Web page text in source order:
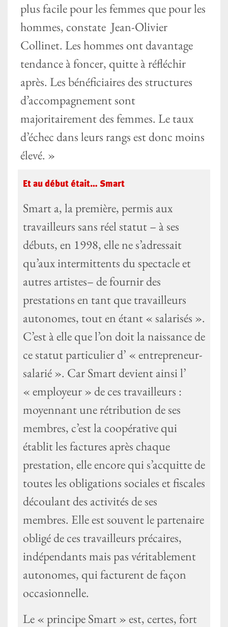
plus facile pour les femmes que pour les
hommes, constate Jean-Olivier
Collinet. Les hommes ont davantage
tendance à foncer, quitte à réfléchir
après. Les bénéficiaires des structures
d’accompagnement sont
majoritairement des femmes. Le taux
d’échec dans leurs rangs est donc moins
élevé. »
Et au début était… Smart
Smart a, la première, permis aux
travailleurs sans réel statut – à ses
débuts, en 1998, elle ne s’adressait
qu’aux intermittents du spectacle et
autres artistes– de fournir des
prestations en tant que travailleurs
autonomes, tout en étant « salarisés ».
C’est à elle que l’on doit la naissance de
ce statut particulier d’ « entrepreneur-
salarié ». Car Smart devient ainsi l’
« employeur » de ces travailleurs :
moyennant une rétribution de ses
membres, c’est la coopérative qui
établit les factures après chaque
prestation, elle encore qui s’acquitte de
toutes les obligations sociales et fiscales
découlant des activités de ses
membres. Elle est souvent le partenaire
obligé de ces travailleurs précaires,
indépendants mais pas véritablement
autonomes, qui facturent de façon
occasionnelle.
Le « principe Smart » est, certes, fort